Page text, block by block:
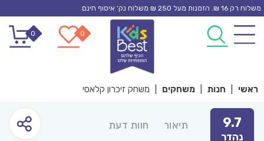
Skip
content
משלוח רק 16 ₪. הזמנות מעל 250 ₪ משלוח נק’ איסוף חינם
0
0
ראשי חנות משחקים משחק זיכרון קלאסי
9.7
נהדר
תיאור חוות דעת